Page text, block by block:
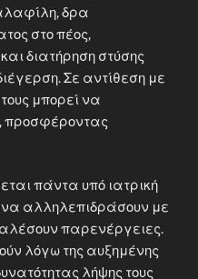
δρα
στο πέος,
διατήρηση στύσης
Σε αντίθεση με
μπορεί να
προσφέροντας
πάντα υπό ιατρική
αλληλεπιδράσουν με
παρενέργειες.
λόγω της αυξημένης
λήψης τους